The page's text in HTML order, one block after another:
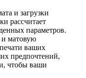
и загрузки
рассчитает
параметров.
и матовую
ваших
предпочтений,
чтобы ваши